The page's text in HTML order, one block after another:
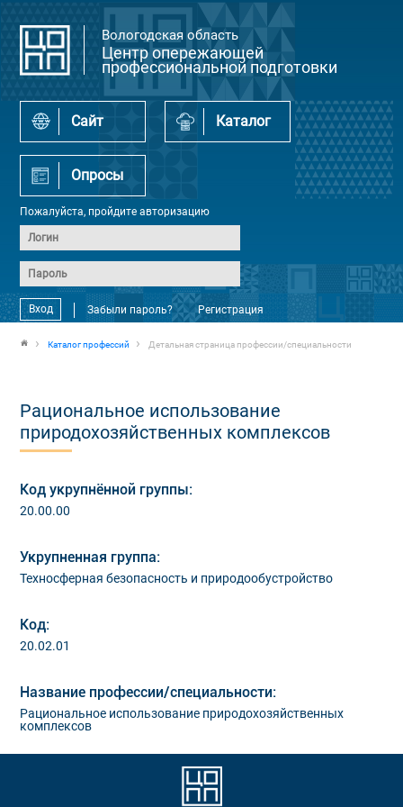
Вологодская область
Центр опережающей
профессиональной подготовки
Сайт Каталог
Опросы
Пожалуйста, пройдите авторизацию
Вход Забыли пароль? Регистрация
Каталог профессий Детальная страница профессии/специальности
Рациональное использование
природохозяйственных комплексов
Код укрупнённой группы:
20.00.00
Укрупненная группа:
Техносферная безопасность и природообустройство
Код:
20.02.01
Название профессии/специальности:
Рациональное использование природохозяйственных
комплексов